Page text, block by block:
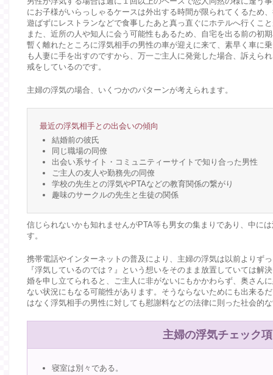
にお子様がいらっしゃるケースは外出する時間が限られてくるため
遊ばずにレストランなどで食事したあと真っ直ぐにホテルへ行くこ
また、近所の人や知人に会う可能性もあるため、自宅を出る前の初
暫く離れたところに浮気相手の男性の車が迎えに来て、素早く車に
も人妻に手を出すのですから、万一ご主人に発覚した場合、訴えら
戒をしているのです。
主婦の浮気の場合、いくつかのパターンが考えられます。
最近の浮気相手との出会いの傾向
結婚前の彼氏
同じ職場の同僚
出会い系サイト・コミュニティーサイトで知り合った男性
ご主人の友人や勤務先の同僚
学校の先生との浮気やPTAなどの教育関係の繋がり
趣味のサークルの先生と生徒の関係
信じられないかも知れませんがPTA等も男女の集まりであり、中に
す。
携帯電話やインターネットの普及により、主婦の浮気は以前よりず
『浮気しているのでは？』という想いをそのまま放置していては解
婚を申し立てられると、ご主人に非がないにもかかわらず、奥さん
ない状況にもなる可能性があります。そうならないためにも出来る
はなく浮気相手の男性に対しても慰謝料などの法律に則った社会的
主婦の浮気チェック
寝室は別々である。